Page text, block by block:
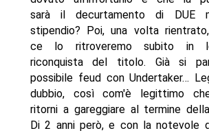
sarà il decurtamento di DUE
stipendio? Poi, una volta
ce lo ritroveremo subito in
riconquista del titolo. Già si
possibile feud con Undertaker…
dubbio, così com'è legittimo
ritorni a gareggiare al termine
Di 2 anni però, e con la notevole